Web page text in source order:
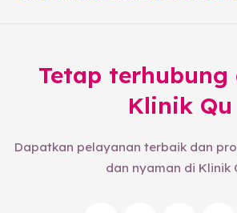
Tetap terhubung
Klinik Qu
Dapatkan pelayanan terbaik dan
dan nyaman di Klinik